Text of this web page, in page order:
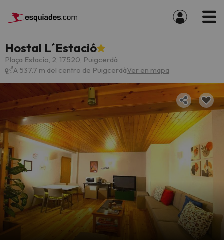
Hostal L´Estació
Plaça Estacio, 2, 17520, Puigcerdà
A 537.7 m del centro de PuigcerdàVer en mapa